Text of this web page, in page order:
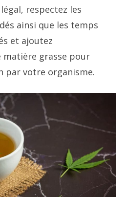
respectez les
ainsi que les temps
et ajoutez
matière grasse pour
par votre organisme.